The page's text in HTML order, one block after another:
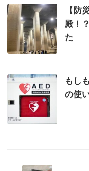
【防
殿！
た
もし
の使